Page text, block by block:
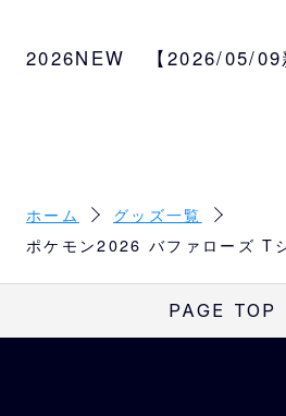
た、普段着としても着用し
ネイビー
S 49
XL 77 58
2026NEW 【2026/05/09
ホーム
グッズ一覧
ポケモン2026 バファローズ T
PAGE TOP